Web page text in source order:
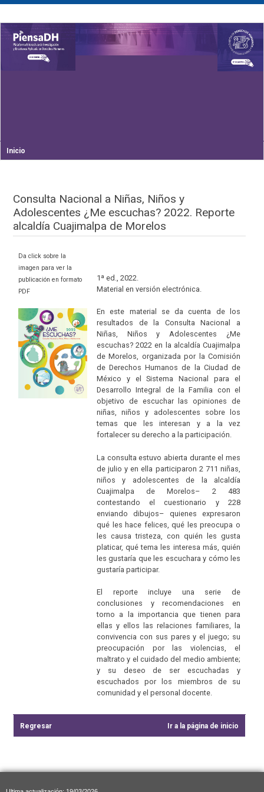
Inicio
Consulta Nacional a Niñas, Niños y
Adolescentes ¿Me escuchas? 2022. Reporte
alcaldía Cuajimalpa de Morelos
Da click sobre la
imagen para ver la
publicación en formato
PDF
1ª ed., 2022.
Material en versión electrónica.
En este material se da cuenta de los
resultados de la Consulta Nacional a
Niñas, Niños y Adolescentes ¿Me
escuchas? 2022 en la alcaldía Cuajimalpa
de Morelos, organizada por la Comisión
de Derechos Humanos de la Ciudad de
México y el Sistema Nacional para el
Desarrollo Integral de la Familia con el
objetivo de escuchar las opiniones de
niñas, niños y adolescentes sobre los
temas que les interesan y a la vez
fortalecer su derecho a la participación.
La consulta estuvo abierta durante el mes
de julio y en ella participaron 2 711 niñas,
niños y adolescentes de la alcaldía
Cuajimalpa de Morelos– 2 483
contestando el cuestionario y 228
enviando dibujos– quienes expresaron
qué les hace felices, qué les preocupa o
les causa tristeza, con quién les gusta
platicar, qué tema les interesa más, quién
les gustaría que les escuchara y cómo les
gustaría participar.
El reporte incluye una serie de
conclusiones y recomendaciones en
torno a la importancia que tienen para
ellas y ellos las relaciones familiares, la
convivencia con sus pares y el juego; su
preocupación por las violencias, el
maltrato y el cuidado del medio ambiente;
y su deseo de ser escuchadas y
escuchados por los miembros de su
comunidad y el personal docente.
Regresar Ir a la página de inicio